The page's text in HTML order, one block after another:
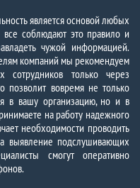
является основой любых
соблюдают это правило и
чужой информацией.
компаний мы рекомендуем
сотрудников только через
позволит вовремя не только
в вашу организацию, но и в
на работу надежного
необходимости проводить
выявление подслушивающих
смогут оперативно